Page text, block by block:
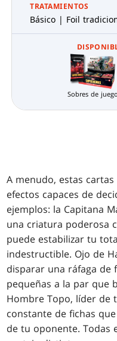
TRATAMIENTOS
Básico | Foil
Sobres de juego
A menudo, estas
efectos capaces de
ejemplos: la Capitana
una criatura poderosa
puede estabilizar tu
indestructible. Ojo de
disparar una ráfaga de
pequeñas a la par que
Hombre Topo, líder de
constante de fichas
de tu oponente. Todas